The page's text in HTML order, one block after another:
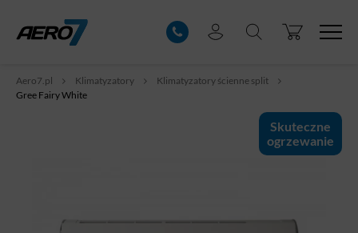
Aero7.pl Klimatyzatory
Klimatyzatory ścienne split
Gree Fairy White
Skuteczne
ogrzewanie